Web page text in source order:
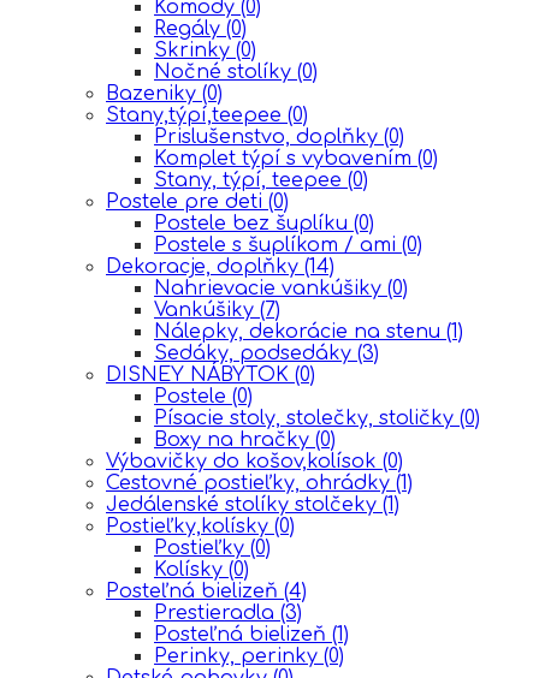
Komody (0)
Regály (0)
Skrinky (0)
Nočné stolíky (0)
Bazeniky (0)
Stany,týpí,teepee (0)
Prislušenstvo, doplňky (0)
Komplet týpí s vybavením (0)
Stany, týpí, teepee (0)
Postele pre deti (0)
Postele bez šuplíku (0)
Postele s šuplíkom / ami (0)
Dekoracje, doplňky (14)
Nahrievacie vankúšiky (0)
Vankúšiky (7)
Nálepky, dekorácie na stenu (1)
Sedáky, podsedáky (3)
DISNEY NÁBYTOK (0)
Postele (0)
Písacie stoly, stolečky, stoličky (0)
Boxy na hračky (0)
Výbavičky do košov,kolísok (0)
Cestovné postieľky, ohrádky (1)
Jedálenské stolíky stolčeky (1)
Postieľky,kolísky (0)
Postieľky (0)
Kolísky (0)
Posteľná bielizeň (4)
Prestieradla (3)
Posteľná bielizeň (1)
Perinky, perinky (0)